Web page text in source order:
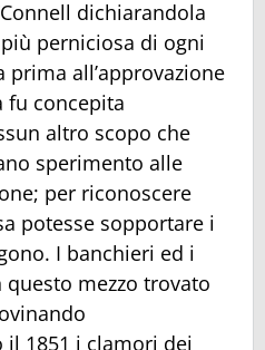
dichiarandola
perniciosa di ogni
all’approvazione
fu concepita
altro scopo che
sperimento alle
per riconoscere
potesse sopportare i
I banchieri ed i
mezzo trovato
il 1851 i clamori dei